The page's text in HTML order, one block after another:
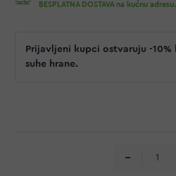
BESPLATNA DOSTAVA na kućnu adresu.
Prijavljeni kupci ostvaruju -
suhe hrane.